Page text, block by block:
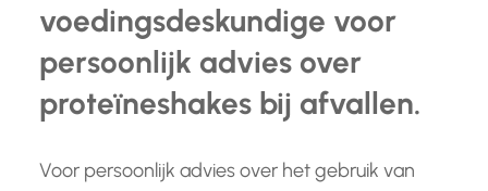
voedingsdeskundige voor
persoonlijk advies over
proteïneshakes bij afvallen.
Voor persoonlijk advies over het gebruik van